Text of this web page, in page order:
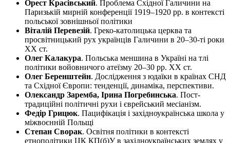
Орест Красівський. Проблема Східної Галичини на
Паризькій мирній конференції 1919–1920 pp. в контексті
польської зовнішньої політики
Віталій Перевезій. Греко-католицька церква та
просвітницький рух українців Галичини в 20–30-ті роки
XX ст.
Олег Калакура. Польська меншина в Україні на тлі
політики войовничого атеїзму 20–30 pp. XX ст.
Олег Беренштейн. Дослідження з юдаїки в країнах СНД
та Східної Європи: тенденції, динаміка, перспективи.
Олександр Заремба, Ірина Погребинська. Пост-
традиційні політичні рухи і єврейський месіанізм.
Федір Грицюк. Пацифікація і західноукраїнська школа у
міжвоєнній Польщі
Степан Сворак. Освітня політики в контексті
етнополітики ЦК КП(б)У в західноукраїнських землях у